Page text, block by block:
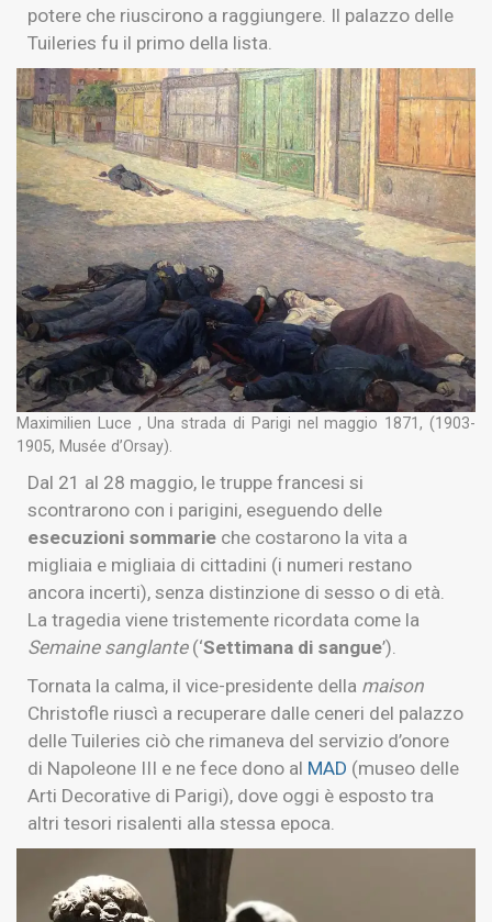
potere che riuscirono a raggiungere. Il palazzo delle
Tuileries fu il primo della lista.
Maximilien Luce , Una strada di Parigi nel maggio 1871, (1903-
1905, Musée d’Orsay).
Dal 21 al 28 maggio, le truppe francesi si
scontrarono con i parigini, eseguendo delle
esecuzioni sommarie che costarono la vita a
migliaia e migliaia di cittadini (i numeri restano
ancora incerti), senza distinzione di sesso o di età.
La tragedia viene tristemente ricordata come la
Semaine sanglante(‘Settimana di sangue’).
Tornata la calma, il vice-presidente della maison
Christofle riuscì a recuperare dalle ceneri del palazzo
delle Tuileries ciò che rimaneva del servizio d’onore
di Napoleone III e ne fece dono al MAD (museo delle
Arti Decorative di Parigi), dove oggi è esposto tra
altri tesori risalenti alla stessa epoca.